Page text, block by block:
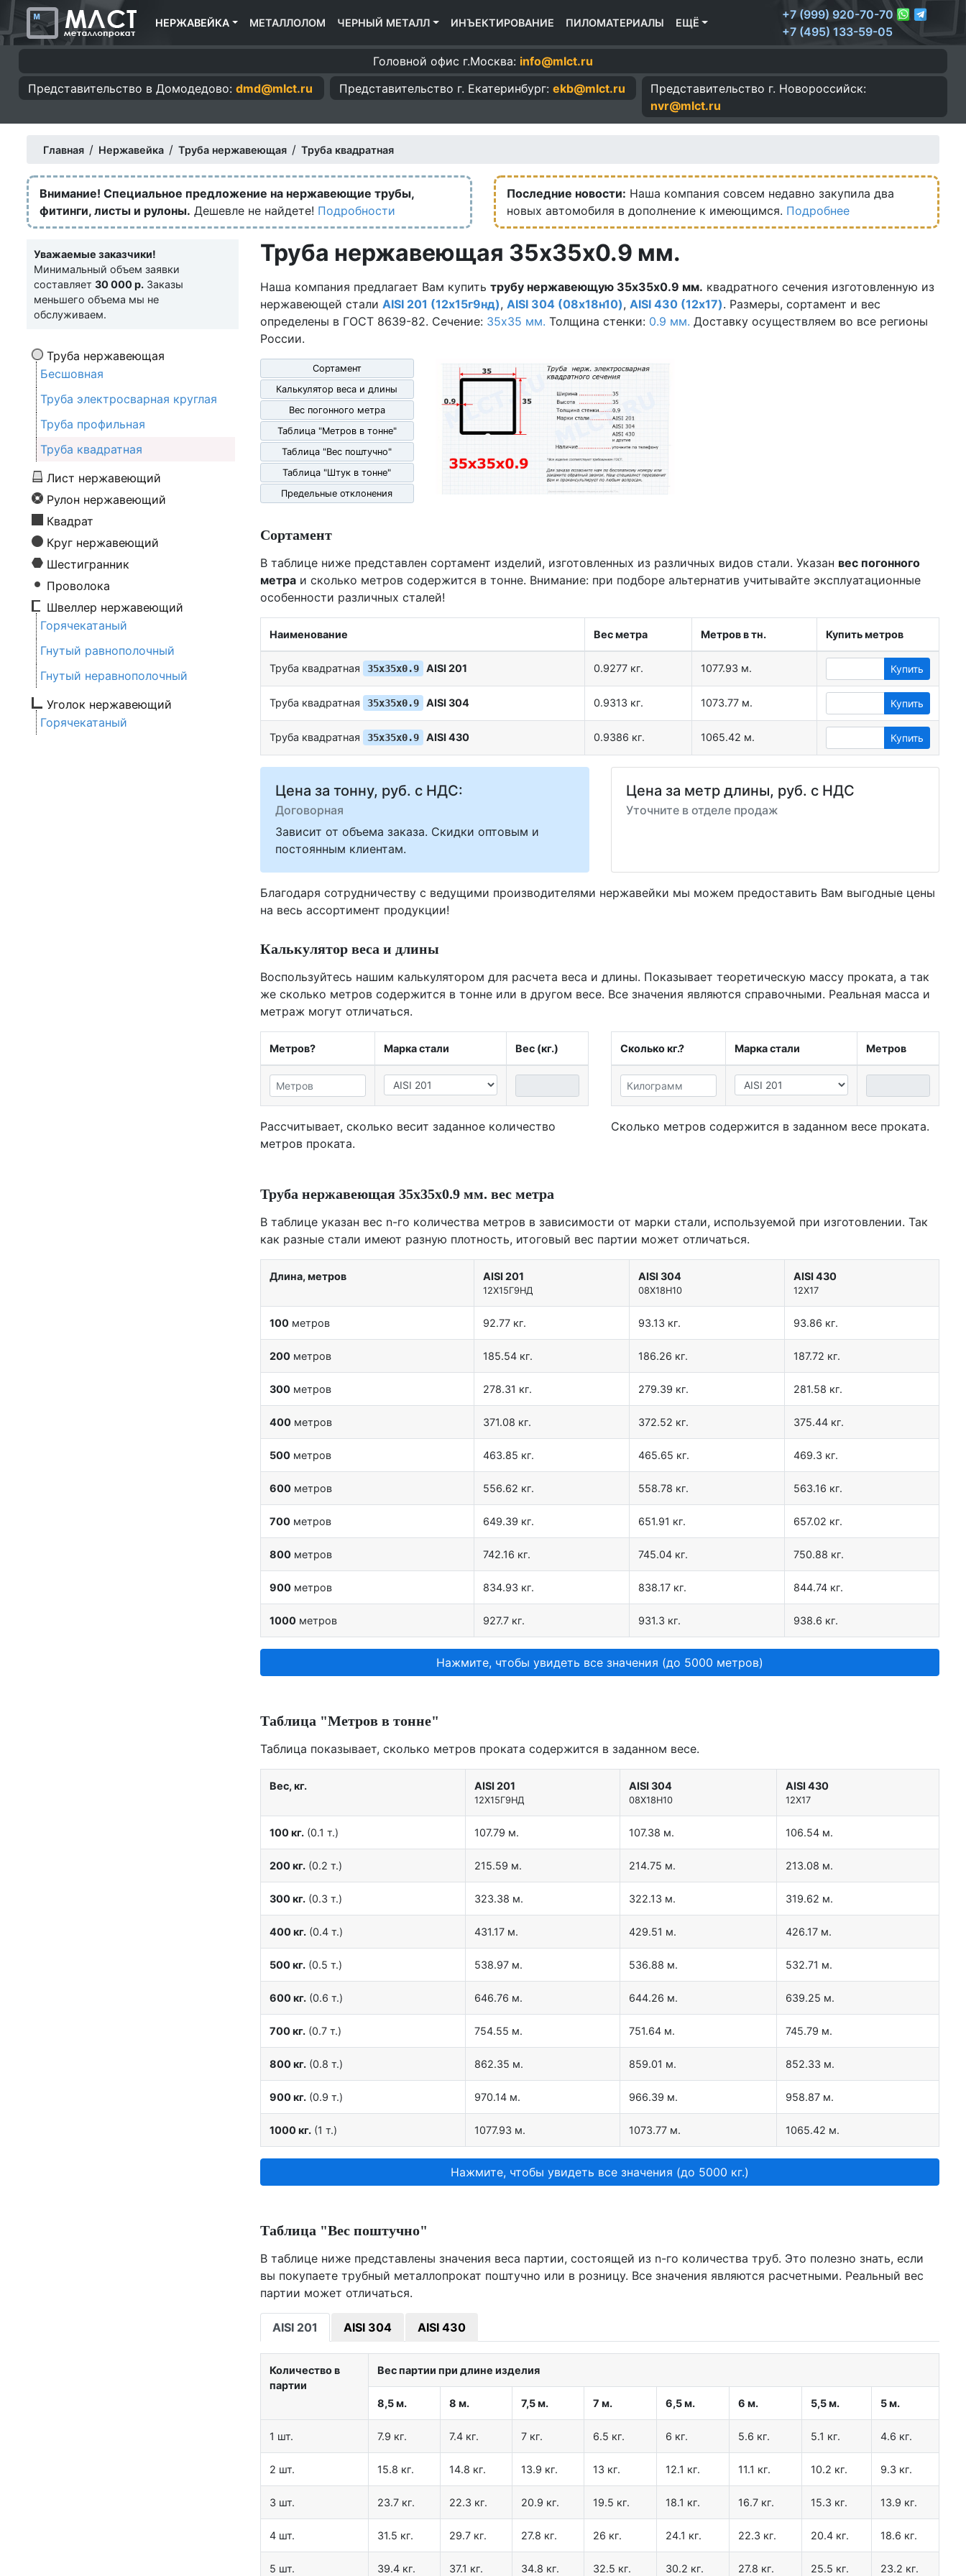
НЕРЖАВЕЙКА МЕТАЛЛОЛОМ ЧЕРНЫЙ МЕТАЛЛ ИНЪЕКТИРОВАНИЕ ПИЛОМАТЕРИАЛЫ ЕЩЁ
+7 (999) 920-70-70
+7 (495) 133-59-05
Головной офис г.Москва: info@mlct.ru
Представительство вДомодедово: dmd@mlct.ru Представительство г. Екатеринбург:ekb@mlct.ru Представительство г. Новороссийск:
nvr@mlct.ru
Главная / Нержавейка / Труба нержавеющая / Труба квадратная
Внимание! Специальное предложение на нержавеющие трубы,
фитинги, листы и рулоны. Дешевле не найдете! Подробности
Последние новости: Наша компания совсем недавно закупила два
новых автомобиля в дополнение к имеющимся. Подробнее
Уважаемые заказчики!
Минимальный объем заявки
составляет 30 000 р. Заказы
меньшего объема мы не
обслуживаем.
Труба нержавеющая
Бесшовная
Труба электросварная круглая
Труба профильная
Труба квадратная
Лист нержавеющий
Рулон нержавеющий
Квадрат
Круг нержавеющий
Шестигранник
Проволока
Швеллер нержавеющий
Горячекатаный
Гнутый равнополочный
Гнутый неравнополочный
Уголок нержавеющий
Горячекатаный
Труба нержавеющая 35х35х0.9 мм.
Наша компания предлагает Вам купить трубу нержавеющую 35х35х0.9 мм. квадратного сечения изготовленную из
нержавеющей стали AISI 201 (12х15г9нд), AISI 304 (08х18н10), AISI 430 (12х17). Размеры, сортамент и вес
определены в ГОСТ 8639-82. Сечение: 35х35 мм. Толщина стенки: 0.9 мм. Доставку осуществляем во все регионы
России.
Сортамент
Калькулятор веса и длины
Вес погонного метра
Таблица "Метров в тонне"
Таблица "Вес поштучно"
Таблица "Штук в тонне"
Предельные отклонения
Сортамент
В таблице ниже представлен сортамент изделий, изготовленных из различных видов стали. Указан вес погонного
метра и сколько метров содержится в тонне. Внимание: при подборе альтернатив учитывайте эксплуатационные
особенности различных сталей!
Наименование Вес метра Метров в тн. Купить метров
Труба квадратная 35х35х0.9 AISI 201 0.9277 кг. 1077.93 м. Купить
Труба квадратная 35х35х0.9 AISI 304 0.9313 кг. 1073.77 м. Купить
Труба квадратная 35х35х0.9 AISI 430 0.9386 кг. 1065.42 м. Купить
Цена за тонну, руб. с НДС:
Договорная
Зависит от объема заказа. Скидки оптовым и
постоянным клиентам.
Цена за метр длины, руб. с НДС
Уточните в отделе продаж
Благодаря сотрудничеству с ведущими производителями нержавейки мы можем предоставить Вам выгодные цены
на весь ассортимент продукции!
Калькулятор веса и длины
Воспользуйтесь нашим калькулятором для расчета веса и длины. Показывает теоретическую массу проката, а так
же сколько метров содержится в тонне или в другом весе. Все значения являются справочными. Реальная масса и
метраж могут отличаться.
Метров? Марка стали Вес (кг.)
Рассчитывает, сколько весит заданное количество
метров проката.
Сколько кг.? Марка стали Метров
Сколько метров содержится в заданном весе проката.
Труба нержавеющая 35х35х0.9 мм. вес метра
В таблице указан вес n-го количества метров в зависимости от марки стали, используемой при изготовлении. Так
как разные стали имеют разную плотность, итоговый вес партии может отличаться.
Длина, метров AISI 201
12X15Г9НД
AISI 304
08Х18Н10
AISI 430
12Х17
100 метров 92.77 кг. 93.13 кг. 93.86 кг.
200 метров 185.54 кг. 186.26 кг. 187.72 кг.
300 метров 278.31 кг. 279.39 кг. 281.58 кг.
400 метров 371.08 кг. 372.52 кг. 375.44 кг.
500 метров 463.85 кг. 465.65 кг. 469.3 кг.
600 метров 556.62 кг. 558.78 кг. 563.16 кг.
700 метров 649.39 кг. 651.91 кг. 657.02 кг.
800 метров 742.16 кг. 745.04 кг. 750.88 кг.
900 метров 834.93 кг. 838.17 кг. 844.74 кг.
1000 метров 927.7 кг. 931.3 кг. 938.6 кг.
Нажмите, чтобы увидеть все значения (до 5000 метров)
Таблица "Метров в тонне"
Таблица показывает, сколько метров проката содержится в заданном весе.
Вес, кг. AISI 201
12X15Г9НД
AISI 304
08Х18Н10
AISI 430
12Х17
100 кг. (0.1 т.) 107.79 м. 107.38 м. 106.54 м.
200 кг. (0.2 т.) 215.59 м. 214.75 м. 213.08 м.
300 кг. (0.3 т.) 323.38 м. 322.13 м. 319.62 м.
400 кг. (0.4 т.) 431.17 м. 429.51 м. 426.17 м.
500 кг. (0.5 т.) 538.97 м. 536.88 м. 532.71 м.
600 кг. (0.6 т.) 646.76 м. 644.26 м. 639.25 м.
700 кг. (0.7 т.) 754.55 м. 751.64 м. 745.79 м.
800 кг. (0.8 т.) 862.35 м. 859.01 м. 852.33 м.
900 кг. (0.9 т.) 970.14 м. 966.39 м. 958.87 м.
1000 кг. (1 т.) 1077.93 м. 1073.77 м. 1065.42 м.
Нажмите, чтобы увидеть все значения (до 5000 кг.)
Таблица "Вес поштучно"
В таблице ниже представлены значения веса партии, состоящей из n-го количества труб. Это полезно знать, если
вы покупаете трубный металлопрокат поштучно или в розницу. Все значения являются расчетными. Реальный вес
партии может отличаться.
AISI 201 AISI 304 AISI 430
Количество в
партии
Вес партии при длине изделия
8,5 м. 8 м. 7,5 м. 7 м. 6,5 м. 6 м. 5,5 м. 5 м.
1 шт. 7.9 кг. 7.4 кг. 7 кг. 6.5 кг. 6 кг. 5.6 кг. 5.1 кг. 4.6 кг.
2 шт. 15.8 кг. 14.8 кг. 13.9 кг. 13 кг. 12.1 кг. 11.1 кг. 10.2 кг. 9.3 кг.
3 шт. 23.7 кг. 22.3 кг. 20.9 кг. 19.5 кг. 18.1 кг. 16.7 кг. 15.3 кг. 13.9 кг.
4 шт. 31.5 кг. 29.7 кг. 27.8 кг. 26 кг. 24.1 кг. 22.3 кг. 20.4 кг. 18.6 кг.
5 шт. 39.4 кг. 37.1 кг. 34.8 кг. 32.5 кг. 30.2 кг. 27.8 кг. 25.5 кг. 23.2 кг.